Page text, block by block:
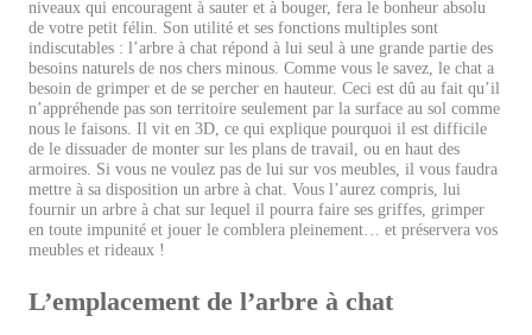
niveaux qui encouragent à sauter et à bouger, fera le bonheur absolu
de votre petit félin. Son utilité et ses fonctions multiples sont
indiscutables : l’arbre à chat répond à lui seul à une grande partie des
besoins naturels de nos chers minous. Comme vous le savez, le chat a
besoin de grimper et de se percher en hauteur. Ceci est dû au fait qu’il
n’appréhende pas son territoire seulement par la surface au sol comme
nous le faisons. Il vit en 3D, ce qui explique pourquoi il est difficile
de le dissuader de monter sur les plans de travail, ou en haut des
armoires. Si vous ne voulez pas de lui sur vos meubles, il vous faudra
mettre à sa disposition un arbre à chat. Vous l’aurez compris, lui
fournir un arbre à chat sur lequel il pourra faire ses griffes, grimper
en toute impunité et jouer le comblera pleinement… et préservera vos
meubles et rideaux !
L’emplacement de l’arbre à chat